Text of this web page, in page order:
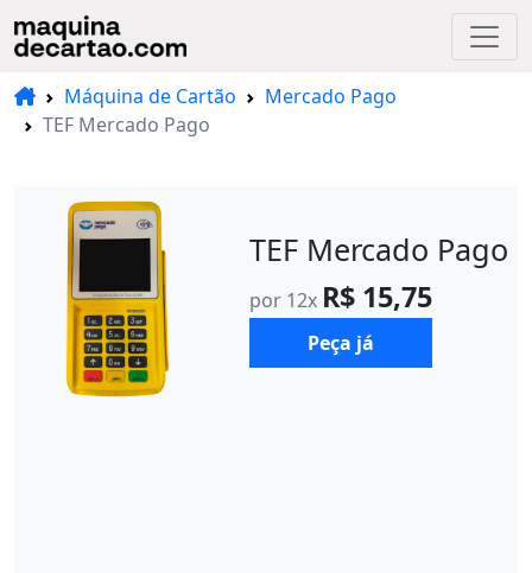
Máquina de Cartão
Mercado Pago
TEF Mercado Pago
TEF Mercado Pago
por 12x R$ 15,75
Peça já